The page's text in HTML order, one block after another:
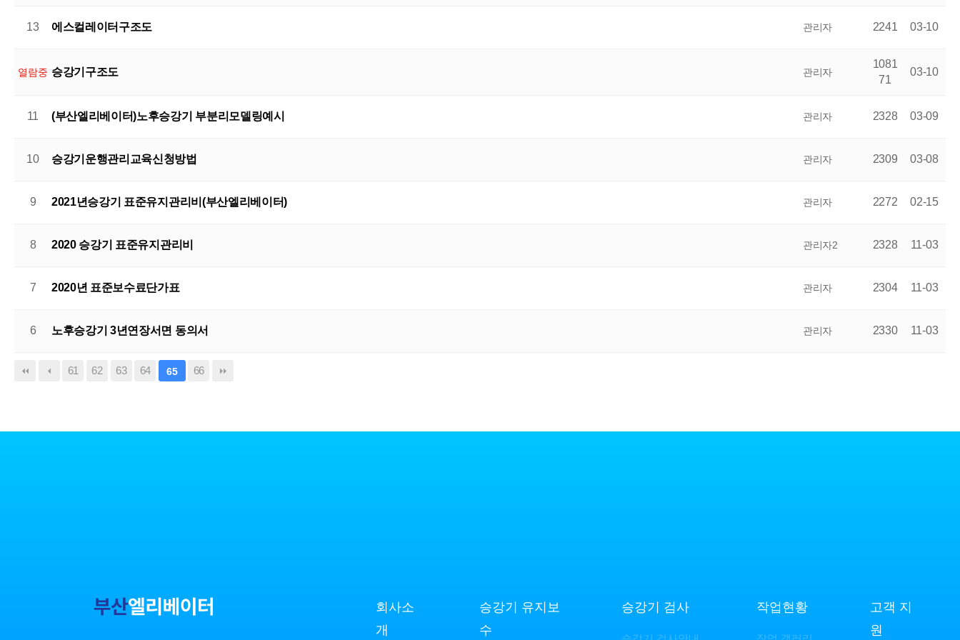
13 에스컬레이터구조도 관리자 2241 03-10
열람중 승강기구조도 관리자
1081
71
03-10
11 (부산엘리베이터)노후승강기 부분리모델링예시 관리자 2328 03-09
10 승강기운행관리교육신청방법 관리자 2309 03-08
9 2021년승강기 표준유지관리비(부산엘리베이터) 관리자 2272 02-15
8 2020 승강기 표준유지관리비 관리자2 2328 11-03
7 2020년 표준보수료단가표 관리자 2304 11-03
6 노후승강기 3년연장서면 동의서 관리자 2330 11-03
61 62 63 64 65 66
회사소
개
승강기 유지보
수
승강기 검사 작업현황
고객 지
원